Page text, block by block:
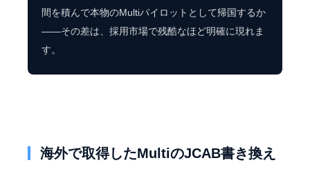
間を積んで本物のMultiパイロットとして帰国するか
——その差は、採用市場で残酷なほど明確に現れま
す。
海外で取得したMultiのJCAB書き換え